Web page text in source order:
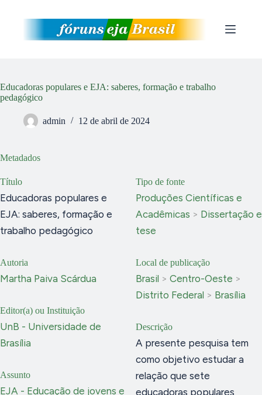
Educadoras populares e EJA: saberes, formação e trabalho
pedagógico
admin 12 de abril de 2024
Metadados
Título
Educadoras populares e
EJA: saberes, formação e
trabalho pedagógico
Autoria
Martha Paiva Scárdua
Editor(a) ou Instituição
UnB - Universidade de
Brasília
Assunto
EJA - Educação de jovens e
Tipo de fonte
Produções Científicas e
Acadêmicas > Dissertação e
tese
Local de publicação
Brasil > Centro-Oeste >
Distrito Federal > Brasília
Descrição
A presente pesquisa tem
como objetivo estudar a
relação que sete
educadoras populares